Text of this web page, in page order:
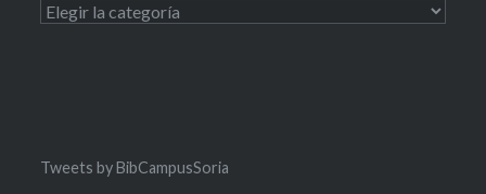
Categorías
Tweets by BibCampusSoria